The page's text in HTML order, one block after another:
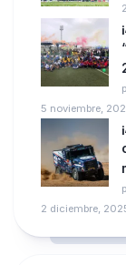
5 noviembre,
2 diciembre,